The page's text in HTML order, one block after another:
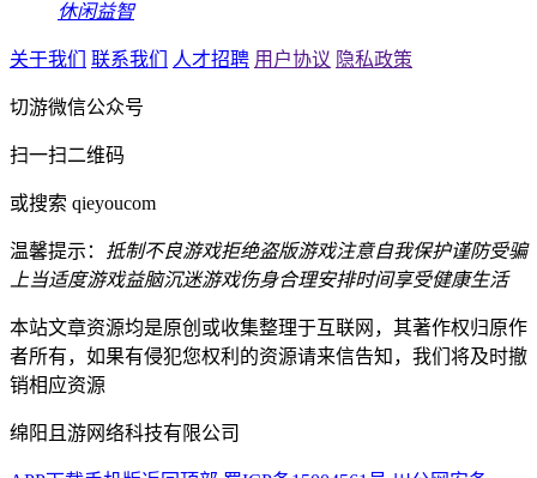
休闲益智
关于我们 联系我们 人才招聘 用户协议 隐私政策
切游微信公众号
扫一扫二维码
或搜索 qieyoucom
温馨提示： 抵制不良游戏拒绝盗版游戏注意自我保护谨防受骗
上当适度游戏益脑沉迷游戏伤身合理安排时间享受健康生活
本站文章资源均是原创或收集整理于互联网，其著作权归原作
者所有，如果有侵犯您权利的资源请来信告知，我们将及时撤
销相应资源
绵阳且游网络科技有限公司